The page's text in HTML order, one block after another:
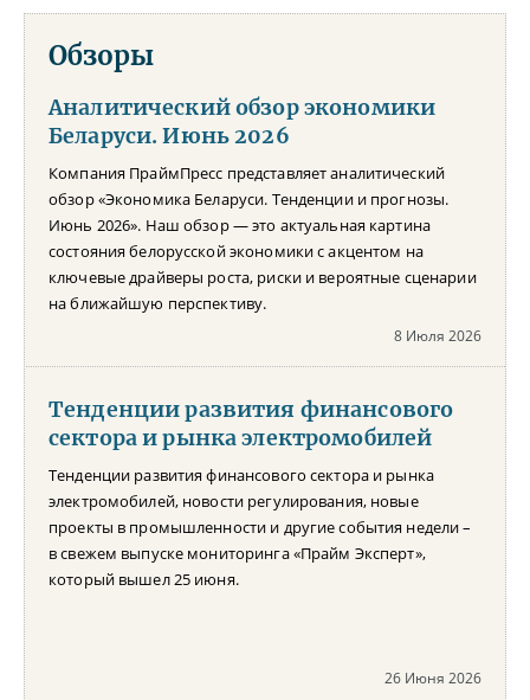
Обзоры
Аналитический обзор экономики
Беларуси. Июнь 2026
Компания ПраймПресс представляет аналитический
обзор «Экономика Беларуси. Тенденции и прогнозы.
Июнь 2026». Наш обзор — это актуальная картина
состояния белорусской экономики с акцентом на
ключевые драйверы роста, риски и вероятные сценарии
на ближайшую перспективу.
8 Июля 2026
Тенденции развития финансового
сектора и рынка электромобилей
Тенденции развития финансового сектора и рынка
электромобилей, новости регулирования, новые
проекты в промышленности и другие события недели –
в свежем выпуске мониторинга «Прайм Эксперт»,
который вышел 25 июня.
26 Июня 2026